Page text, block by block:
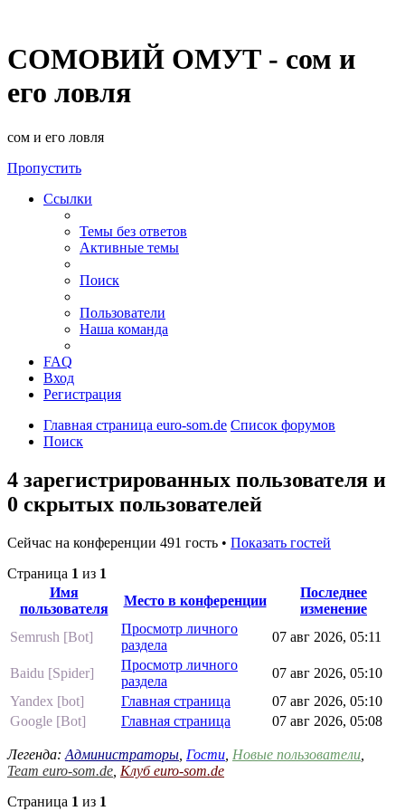
СОМОВИЙ ОМУТ - сом и
его ловля
сом и его ловля
Пропустить
Ссылки
Темы без ответов
Активные темы
Поиск
Пользователи
Наша команда
FAQ
Вход
Регистрация
Главная страница euro-som.de Список форумов
Поиск
4 зарегистрированных пользователя и
0 скрытых пользователей
Сейчас на конференции 491 гость • Показать гостей
Страница 1 из 1
Имя
пользователя
Место в конференции
Последнее
изменение
Semrush [Bot]
Просмотр личного
раздела
07 авг 2026, 05:11
Baidu [Spider]
Просмотр личного
раздела
07 авг 2026, 05:10
Yandex [bot]
Главная страница
07 авг 2026, 05:10
Google [Bot]
Главная страница 07 авг 2026, 05:08
Легенда: Администраторы Гости Новые пользователи
Team euro-som.de Клуб euro-som.de
Страница 1 из 1